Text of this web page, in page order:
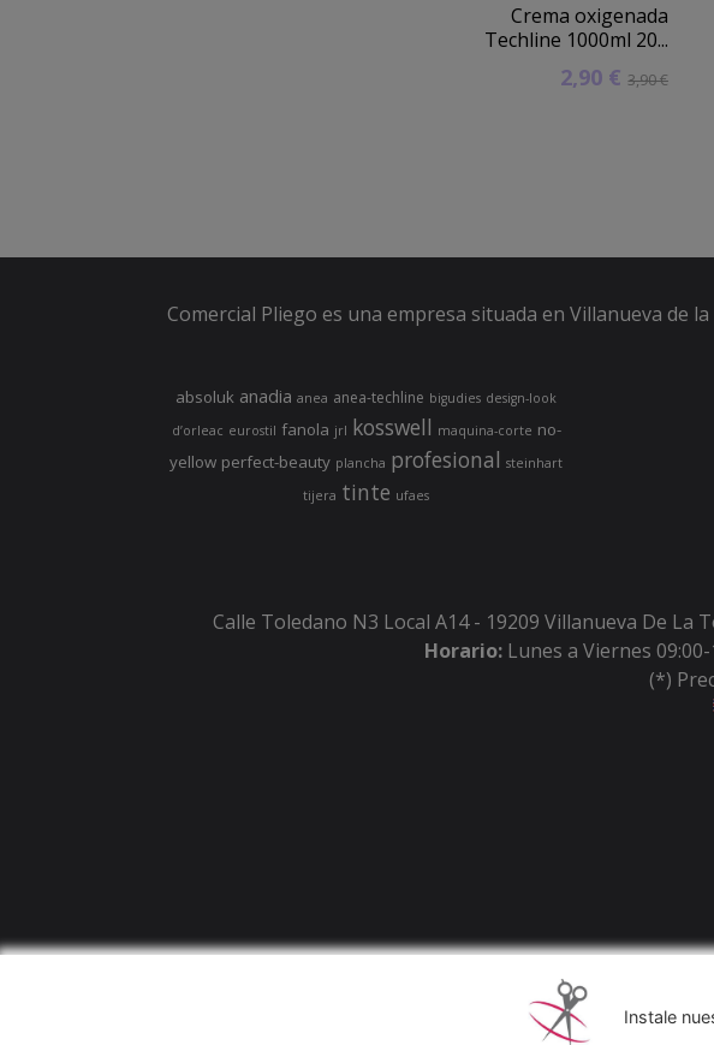
Crema oxigenada
Techline 1000ml 20...
2,90 €3,90 €
Comercial Pliego es una empresa situada en Villanueva de
absoluk anadia anea anea-techline bigudies design-look
d’orleac eurostil fanola jrl kosswell maquina-corte no-
yellow perfect-beauty plancha profesional steinhart
tijera tinte ufaes
Calle Toledano N3 Local A14 - 19209 Villanueva De
Horario: Lunes a Viernes
(*)
Instale